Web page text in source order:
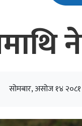
सोमबार, असोज १४ २०८१